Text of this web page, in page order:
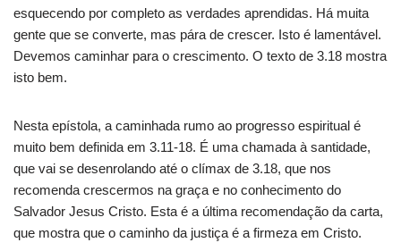
esquecendo por completo as verdades aprendidas. Há muita
gente que se converte, mas pára de crescer. Isto é lamentável.
Devemos caminhar para o crescimento. O texto de 3.18 mostra
isto bem.
Nesta epístola, a caminhada rumo ao progresso espiritual é
muito bem definida em 3.11-18. É uma chamada à santidade,
que vai se desenrolando até o clímax de 3.18, que nos
recomenda crescermos na graça e no conhecimento do
Salvador Jesus Cristo. Esta é a última recomendação da carta,
que mostra que o caminho da justiça é a firmeza em Cristo.